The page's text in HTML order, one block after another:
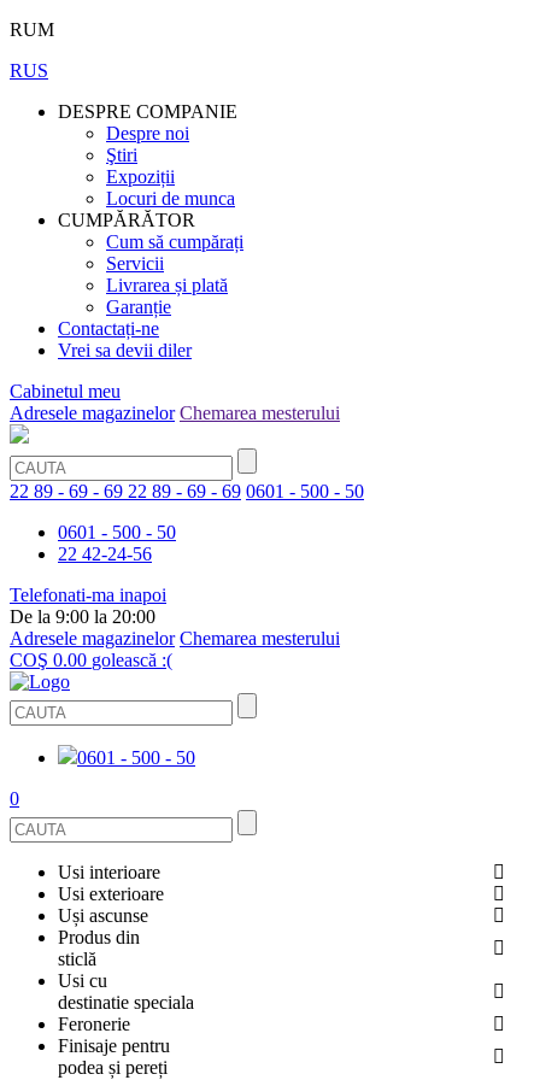
RUM
RUS
DESPRE COMPANIE
Despre noi
Ştiri
Expoziții
Locuri de munca
CUMPĂRĂTOR
Cum să cumpărați
Servicii
Livrarea și plată
Garanție
Contactați-ne
Vrei sa devii diler
Cabinetul meu
Adresele magazinelor Chemarea mesterului
22 89 - 69 - 69 22 89 - 69 - 69 0601 - 500 - 50
0601 - 500 - 50
22 42-24-56
Telefonati-ma inapoi
De la 9:00 la 20:00
Adresele magazinelor Chemarea mesterului
COŞ 0.00 golească :(
0601 - 500 - 50
0
Usi interioare
FURNIRUITE
SMALT
Usi exterioare
USI METALICE
PENTRU APARTAMENT
PENTRU CASA
Uși ascunse
OGLINDIT
GRESIE PORȚELANATĂ
Produs din
sticlă
BALUSTRADE ȘI TREPTE
CABINE DE DUȘ ȘI PEREȚI DESPĂRȚITORI
Usi cu
destinatie speciala
USI ANTIFOC (ANTIINCENDIU)
Feronerie
ACCESORII
Finisaje pentru
podea și pereți